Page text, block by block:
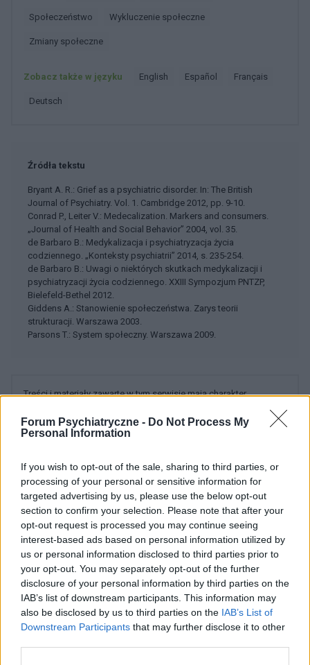
Forum Psychiatryczne - Do Not Process My
Personal Information
If you wish to opt-out of the sale, sharing to third parties, or
processing of your personal or sensitive information for
targeted advertising by us, please use the below opt-out
section to confirm your selection. Please note that after your
opt-out request is processed you may continue seeing
interest-based ads based on personal information utilized by
us or personal information disclosed to third parties prior to
your opt-out. You may separately opt-out of the further
disclosure of your personal information by third parties on the
IAB’s list of downstream participants. This information may
also be disclosed by us to third parties on the IAB’s List of
Downstream Participants that may further disclose it to other
Społeczeństwo Wykluczenie społeczne
Zmiany społeczne
Zobacz także w języku english español français
deutsch
Źródła tekstu
Bryant A. R.: Grief as a psychiatric disorder. In: The British
Journal of Psychiatry. Vol. 1. Cambridge 2012, pp. 9-10.
Conrad P., Leiter V.: Medecalization. Markers and consumers.
„Journal of Health and Social Behavior” 2004, vol. 35.
de Barbaro B.: Medykalizacja i psychiatryzacja życia
codziennego. „Konteksty psychiatrii” 2014, s. 235-254.
de Barbaro B.: Uwagi o niektórych skutkach medykalizacji i
psychiatryzacji życia codziennego. XXIII Sympozjum PNTZP,
Bielefeld-Bethel 2012.
Giddens A.: Stanowienie społeczeństwa. Zarys teorii
strukturacji. Warszawa 2003.
Parsons T.: System społeczny. Warszawa 2009.
Treści i materiały zawarte w tym serwisie mają charakter
edukacyjno-informacyjny. Wydawca i redakcja serwisu nie ponosi
odpowiedzialności za efekty ich zastosowania. Przed
zastosowaniem porad i wskazówek zawartych w serwisie, należy
POWIĄZANE DYSKUSJE NA FORUM Z
KATEGORII INNE TEMATY
medforum
Forum:Informacje portalowe
Chcemy poznać Twoją opinię!
Cześć! 🌟 Chcielibyśmy jako Redakcja Serwisu poznać